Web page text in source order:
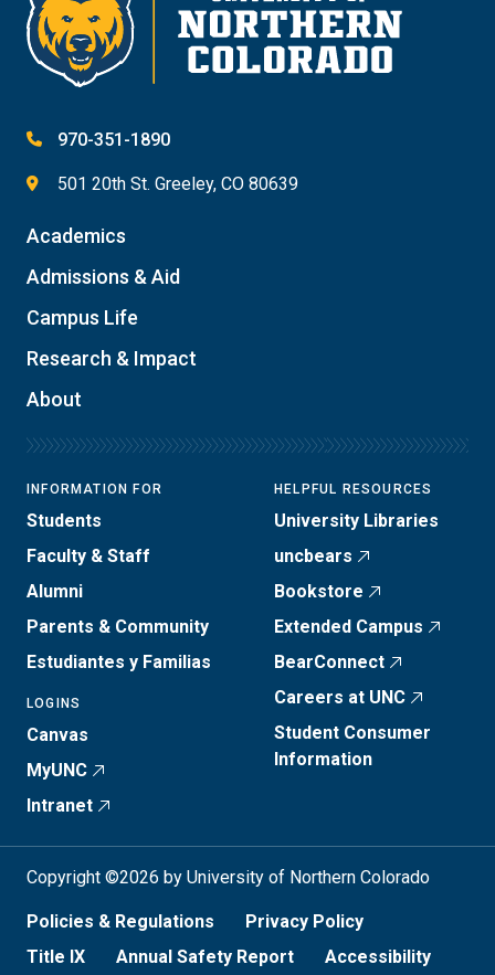
970-351-1890
501 20th St. Greeley, CO 80639
Academics
Admissions & Aid
Campus Life
Research & Impact
About
INFORMATION FOR
Students
Faculty & Staff
Alumni
Parents & Community
Estudiantes y Familias
LOGINS
Canvas
MyUNC
Intranet
HELPFUL RESOURCES
University Libraries
uncbears
Bookstore
Extended Campus
BearConnect
Careers at UNC
Student Consumer
Information
Copyright ©2026 by University of Northern Colorado
Policies & Regulations
Privacy Policy
Title IX
Annual Safety Report Accessibility